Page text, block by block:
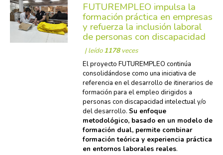
FUTUREMPLEO impulsa la
formación práctica en empresas
y refuerza la inclusión laboral
de personas con discapacidad
| leído1178veces
El proyecto FUTUREMPLEO continúa
consolidándose como una iniciativa de
referencia en el desarrollo de itinerarios de
formación para el empleo dirigidos a
personas con discapacidad intelectual y/o
del desarrollo. Su enfoque
metodológico, basado en un modelo de
formación dual, permite combinar
formación teórica y experiencia práctica
en entornos laborales reales.